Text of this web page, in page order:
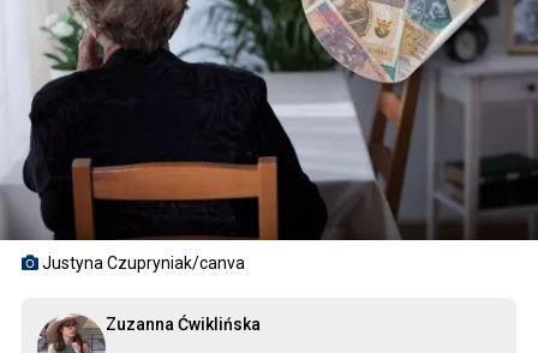
Justyna Czupryniak/canva
Zuzanna Ćwiklińska